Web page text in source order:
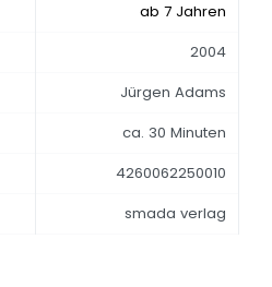
ab 7 Jahren
2004
Jürgen Adams
ca. 30 Minuten
4260062250010
smada verlag